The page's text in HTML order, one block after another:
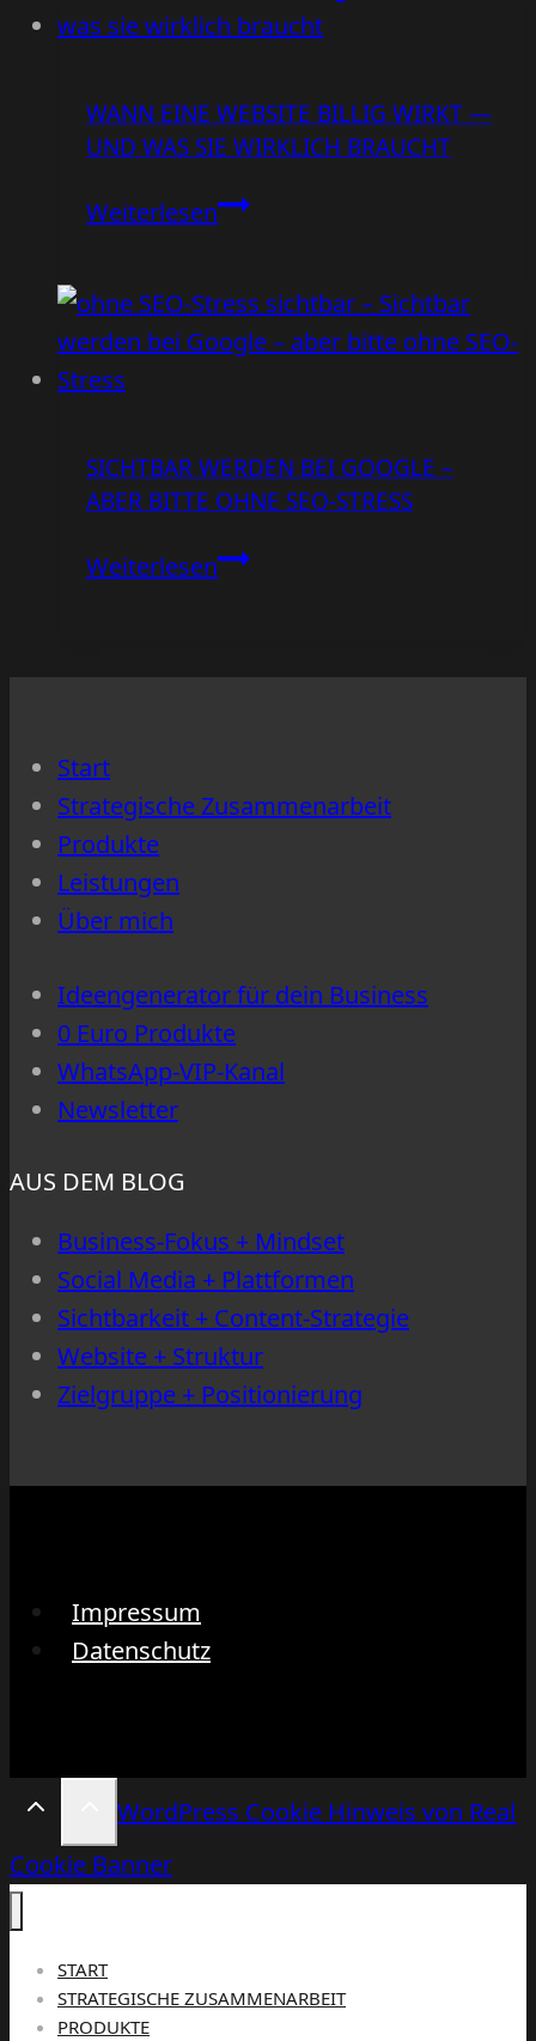
verlierst
95
%
der
Besucher
WANN EINE WEBSITE BILLIG WIRKT —
UND WAS SIE WIRKLICH BRAUCHT
WeiterlesenWann
billig
wirkt
was
sie
wirklich
braucht
SICHTBAR WERDEN BEI GOOGLE –
ABER BITTE OHNE SEO-STRESS
WeiterlesenSichtbar
Google
ohne
Start
Strategische Zusammenarbeit
Produkte
Leistungen
Über mich
Ideengenerator für dein Business
0 Euro Produkte
WhatsApp-VIP-Kanal
Newsletter
AUS DEM BLOG
Business-Fokus + Mindset
Social Media + Plattformen
Sichtbarkeit + Content-Strategie
Website + Struktur
Zielgruppe + Positionierung
Impressum
Datenschutz
WordPress Cookie Hinweis von Real
Cookie Banner
START
STRATEGISCHE ZUSAMMENARBEIT
PRODUKTE